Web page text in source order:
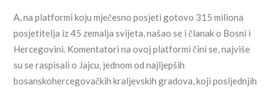
A, na platformi koju mječesno posjeti gotovo 315 miliona
posjetitelja iz 45 zemalja svijeta, našao se i članak o Bosni i
Hercegovini. Komentatori na ovoj platformi čini se, najviše
su se raspisali o Jajcu, jednom od najljepših
bosanskohercegovačkih kraljevskih gradova, koji posljednjih